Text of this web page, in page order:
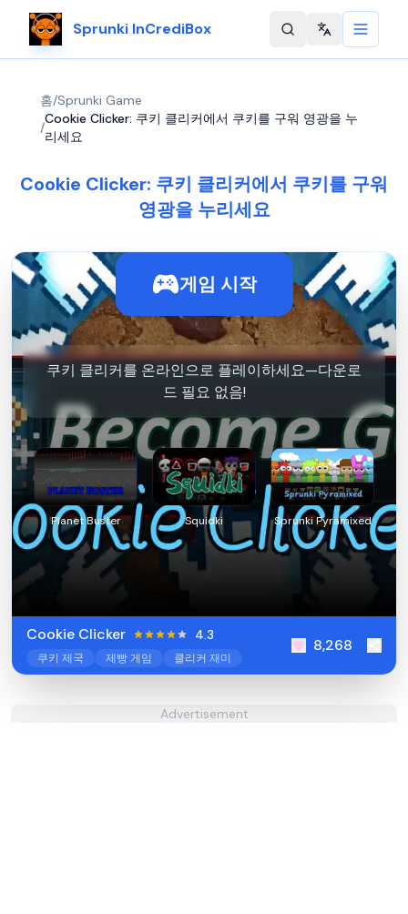
Sprunki InCrediBox Change
홈/Sprunki Game
/
Cookie Clicker: 쿠키 클리커에서 쿠키를 구워 영광을 누
리세요
Cookie Clicker: 쿠키 클리커에서 쿠키를 구워
영광을 누리세요
게임 시작
쿠키 클리커를 온라인으로 플레이하세요—다운로
드 필요 없음!
Planet Buster Squidki Sprunki Pyramixed
Cookie Clicker 4.3
쿠키 제국 제빵 게임 클리커 재미
8,268
Advertisement